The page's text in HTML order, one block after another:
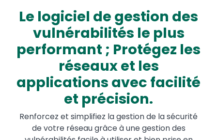
Le logiciel de gestion des
vulnérabilités le plus
performant ; Protégez les
réseaux et les
applications avec facilité
et précision.
Renforcez et simplifiez la gestion de la sécurité
de votre réseau grâce à une gestion des